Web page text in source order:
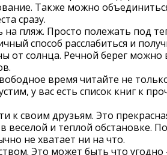
Также можно
сразу.
на пляж. Просто полежать под
способ расслабиться и
от солнца. Речной берег можно
время читайте не
у вас есть список книг к
к своим друзьям. Это
веселой и теплой обстановке.
не хватает ни на что.
Это может быть что